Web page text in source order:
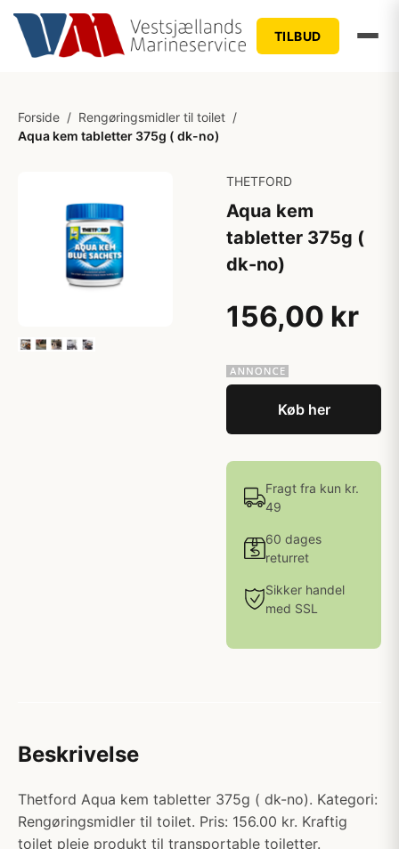
TILBUD
Forside / Rengøringsmidler til toilet /
Aqua kem tabletter 375g ( dk-no)
THETFORD
Aqua kem
tabletter 375g (
dk-no)
156,00 kr
Køb her
Fragt fra kun kr.
49
60 dages
returret
Sikker handel
med SSL
Beskrivelse
Thetford Aqua kem tabletter 375g ( dk-no). Kategori:
Rengøringsmidler til toilet. Pris: 156.00 kr. Kraftig
toilet pleje produkt til transportable toiletter.